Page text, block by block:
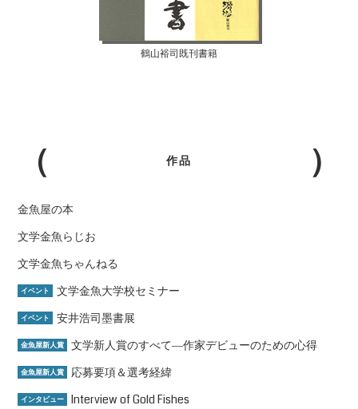
鶴山裕司既刊書籍
作品
金魚屋の本
文学金魚らじお
文学金魚ちゃんねる
イベント 文学金魚大学校セミナー
イベント 安井浩司墨書展
金魚屋新人賞 文学新人賞のすべて―作家デビューのための心得
金魚屋新人賞 応募要項＆選考経緯
インタビュー Interview of Gold Fishes